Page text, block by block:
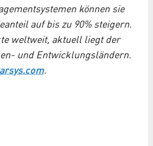
können sie
auf bis zu 90% steigern.
weltweit, aktuell liegt der
und Entwicklungsländern.
.